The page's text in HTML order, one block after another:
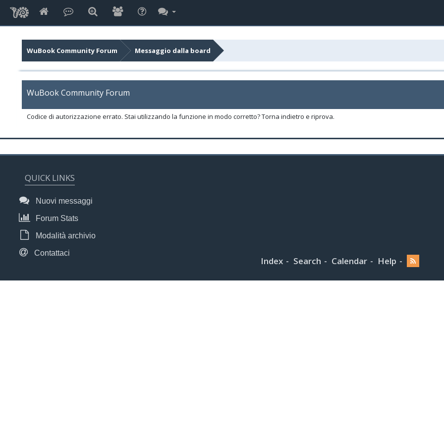
WuBook Community Forum Messaggio dalla board
WuBook Community Forum
Codice di autorizzazione errato. Stai utilizzando la funzione in modo corretto? Torna indietro e riprova.
QUICK LINKS
Nuovi messaggi
Forum Stats
Modalità archivio
Contattaci
Index Search Calendar Help